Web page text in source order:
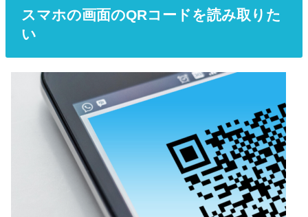
スマホの画面のQRコードを読み取りた
い